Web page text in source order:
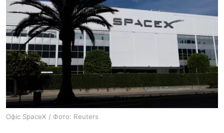
gambling
ua ru en
Офіс SpaceX / Фото: Reuters